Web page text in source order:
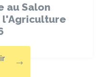
au Salon
l'Agriculture